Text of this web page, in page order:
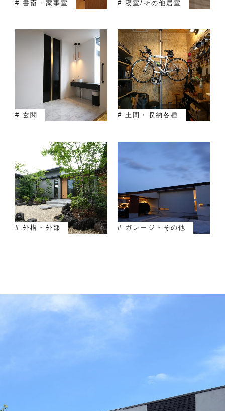
# 書斎・家事室 # 寝室/その他居室
# 玄関 # 土間・収納各種
# 外構・外部 # ガレージ・その他